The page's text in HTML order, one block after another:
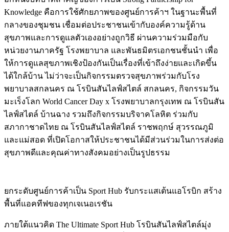
Knowledge คือการใช้ศักยภาพของศูนย์การค้าฯ ในฐานะพื้นที่
กลางของชุมชน เชื่อมต่อประชาชนเข้ากับองค์ความรู้ด้าน
สุขภาพและการดูแลตัวเองอย่างถูกวิธี ผ่านความร่วมมือกับ
หน่วยงานภาครัฐ โรงพยาบาล และพันธมิตรเอกชนชั้นนำ เพื่อ
ให้การดูแลสุขภาพเชิงป้องกันเป็นเรื่องที่เข้าถึงง่ายและเกิดขึ้น
ได้ใกล้บ้าน ไม่ว่าจะเป็นกิจกรรมตรวจสุขภาพร่วมกับโรง
พยาบาลสกลนคร ณ โรบินสันไลฟ์สไตล์ สกลนคร, กิจกรรมวัน
มะเร็งโลก World Cancer Day x โรงพยาบาลกรุงเทพ ณ โรบินสัน
ไลฟ์สไตล์ บ้านฉาง รวมถึงกิจกรรมบริจาคโลหิต ร่วมกับ
สภากาชาดไทย ณ โรบินสันไลฟ์สไตล์ ราชพฤกษ์ สุวรรณภูมิ
และแม่สอด ที่เปิดโอกาสให้ประชาชนได้มีส่วนร่วมในการส่งต่อ
สุขภาพดีและคุณค่าทางสังคมอย่างเป็นรูปธรรม
ยกระดับศูนย์การค้าเป็น Sport Hub รับกระแสเต้นแอโรบิก สร้าง
พื้นที่แอคทีฟของทุกเจเนอเรชัน
ภายใต้แนวคิด The Ultimate Sport Hub โรบินสันไลฟ์สไตล์มุ่ง